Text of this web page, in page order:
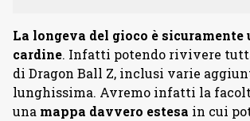
La longeva del gioco è sicuramente
cardine. Infatti potendo rivivere
di Dragon Ball Z, inclusi varie
lunghissima. Avremo infatti la
una mappa davvero estesa in cui